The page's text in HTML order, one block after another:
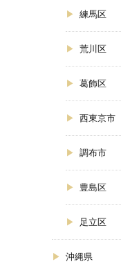
練馬区
荒川区
葛飾区
西東京市
調布市
豊島区
足立区
沖縄県